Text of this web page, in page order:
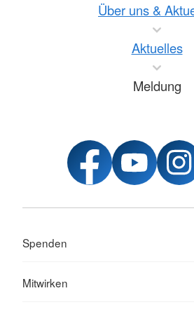
Über uns &
Aktuelles
Meldung
Spenden
Mitwirken